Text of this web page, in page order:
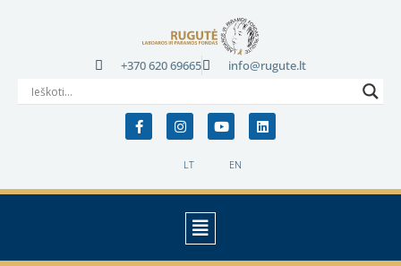
LT EN
+370 620 69665 info@rugute.lt